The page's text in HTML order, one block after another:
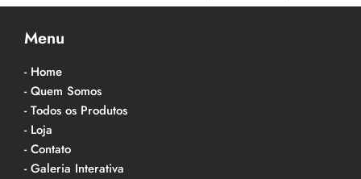
Menu
- Home
- Quem Somos
- Todos os Produtos
- Loja
- Contato
- Galeria Interativa